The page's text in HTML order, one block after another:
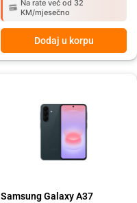
Na rate već od 32
KM/mjesečno
Dodaj u korpu
Samsung Galaxy A37
809,00 KM.
719,00 KM.